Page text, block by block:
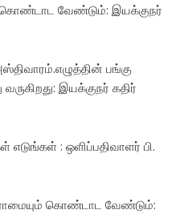
வேண்டும்: இயக்குநர்
பங்கு
இயக்குநர் கதிர்
எடுங்கள் : ஒளிப்பதிவாளர் பி.
கொண்டாட வேண்டும்: